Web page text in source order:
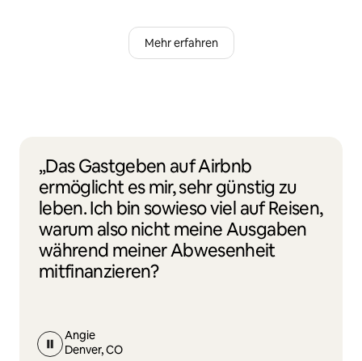
Mehr erfahren
„Das Gastgeben auf Airbnb
ermöglicht es mir, sehr günstig zu
leben. Ich bin sowieso viel auf Reisen,
warum also nicht meine Ausgaben
während meiner Abwesenheit
mitfinanzieren?
Angie
Denver, CO